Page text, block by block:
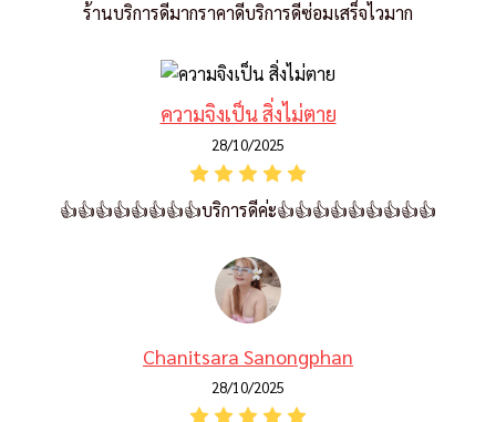
ร้านบริการดีมากราคาดีบริการดีซ่อมเสร็จไวมาก
ความจิงเป็น สิ่งไม่ตาย
28/10/2025
👍👍👍👍👍👍👍👍บริการดีค่ะ👍👍👍👍👍👍👍👍👍
Chanitsara Sanongphan
28/10/2025